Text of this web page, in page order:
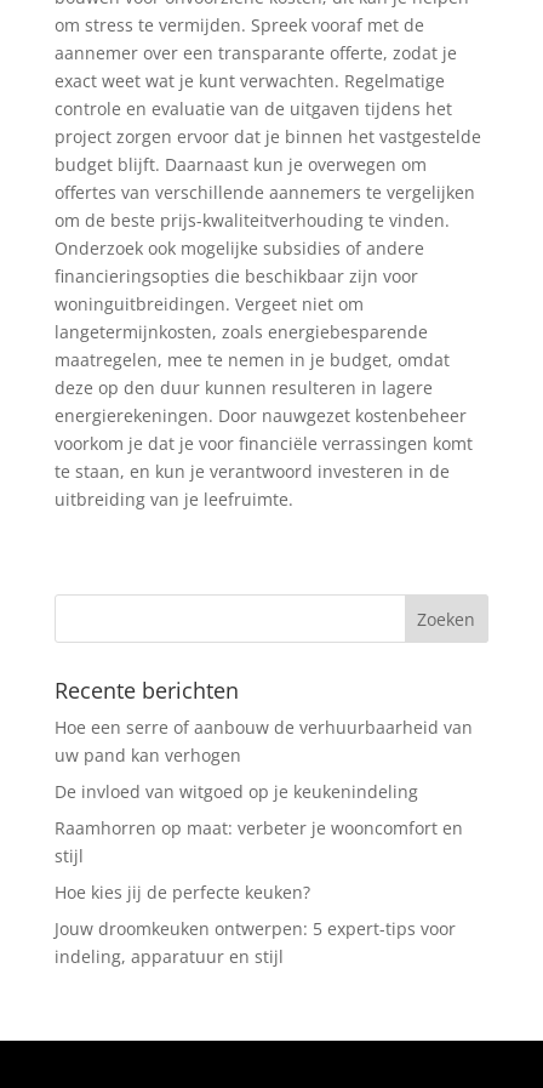
om stress te vermijden. Spreek vooraf met de
aannemer over een transparante offerte, zodat je
exact weet wat je kunt verwachten. Regelmatige
controle en evaluatie van de uitgaven tijdens het
project zorgen ervoor dat je binnen het vastgestelde
budget blijft. Daarnaast kun je overwegen om
offertes van verschillende aannemers te vergelijken
om de beste prijs-kwaliteitverhouding te vinden.
Onderzoek ook mogelijke subsidies of andere
financieringsopties die beschikbaar zijn voor
woninguitbreidingen. Vergeet niet om
langetermijnkosten, zoals energiebesparende
maatregelen, mee te nemen in je budget, omdat
deze op den duur kunnen resulteren in lagere
energierekeningen. Door nauwgezet kostenbeheer
voorkom je dat je voor financiële verrassingen komt
te staan, en kun je verantwoord investeren in de
uitbreiding van je leefruimte.
Recente berichten
Hoe een serre of aanbouw de verhuurbaarheid van
uw pand kan verhogen
De invloed van witgoed op je keukenindeling
Raamhorren op maat: verbeter je wooncomfort en
stijl
Hoe kies jij de perfecte keuken?
Jouw droomkeuken ontwerpen: 5 expert-tips voor
indeling, apparatuur en stijl